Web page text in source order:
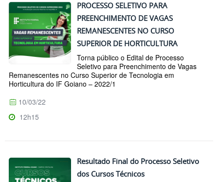
PROCESSO SELETIVO PARA
PREENCHIMENTO DE VAGAS
REMANESCENTES NO CURSO
SUPERIOR DE HORTICULTURA
Torna público o Edital de Processo
Seletivo para Preenchimento de Vagas
Remanescentes no Curso Superior de Tecnologia em
Horticultura do IF Goiano – 2022/1
10/03/22
12h15
Resultado Final do Processo Seletivo
dos Cursos Técnicos